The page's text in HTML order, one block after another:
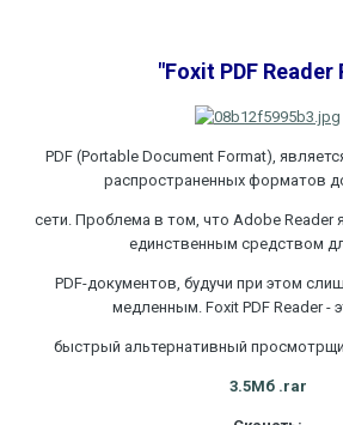
"Foxit PDF Reader
PDF (Portable Document Format),
распространенных форматов
сети. Проблема в том, что Adobe Reader
единственным средством
PDF-документов, будучи при этом
медленным. Foxit PDF Reader -
быстрый альтернативный
3.5Мб .rar